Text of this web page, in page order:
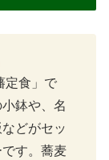
定食」で
鉢や、名
どがセッ
す。蕎麦